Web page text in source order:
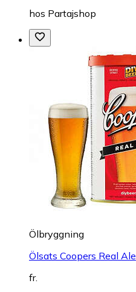
hos Partajshop
Ölbryggning
Ölsats Coopers Real Ale
fr.